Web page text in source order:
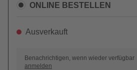
ONLINE BESTELLEN
Ausverkauft
Benachrichtigen, wenn wieder verfügbar
anmelden